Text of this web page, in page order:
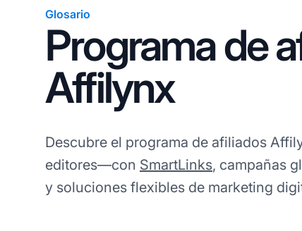
Glosario
Programa de
Affilynx
Descubre el programa de afiliados
editores—con SmartLinks, campañas
y soluciones flexibles de marketing